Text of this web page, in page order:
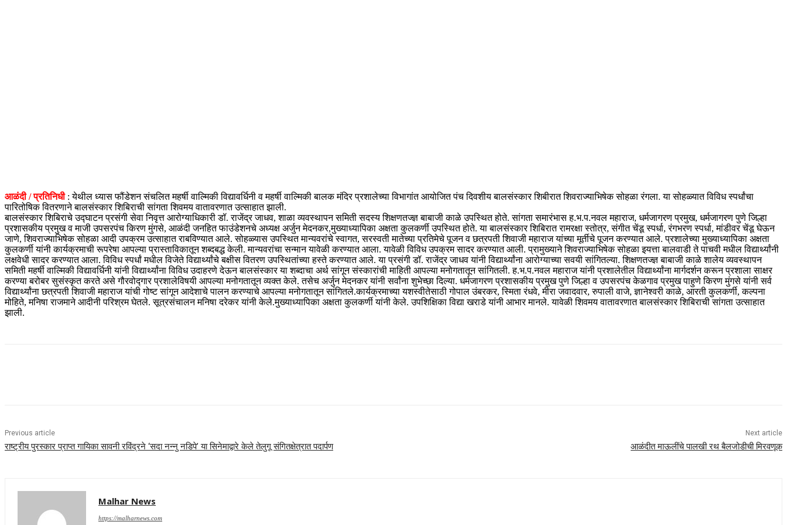
आळंदी / प्रतिनिधी: येथील ध्यास फौंडेशन संचलित महर्षी वाल्मिकी विद्यावर्धिनी व महर्षी वाल्मिकी बालक मंदिर प्रशालेच्या विभागांत आयोजित पंच दिवशीय बालसंस्कार शिबीरात शिवराज्याभिषेक सोहळा रंगला. या सोहळ्यात विविध स्पर्धांचा
पारितोषिक वितरणाने बालसंस्कार शिबिराची सांगता शिवमय वातावरणात उत्साहात झाली.
बालसंस्कार शिबिराचे उद्घाटन प्रसंगी सेवा निवृत्त आरोग्याधिकारी डॉ. राजेंद्र जाधव, शाळा व्यवस्थापन समिती सदस्य शिक्षणतज्ज्ञ बाबाजी काळे उपस्थित होते. सांगता समारंभास ह.भ.प.नवल महाराज, धर्मजागरण प्रमुख, धर्मजागरण पुणे जिल्हा
प्रशासकीय प्रमुख व माजी उपसरपंच किरण मुंगसे, आळंदी जनहित फाउंडेशनचे अध्यक्ष अर्जुन मेदनकर,मुख्याध्यापिका अक्षता कुलकर्णी उपस्थित होते. या बालसंस्कार शिबिरात रामरक्षा स्तोत्र, संगीत चेंडू स्पर्धा, रंगभरण स्पर्धा, मांडीवर चेंडू घेऊन
जाणे, शिवराज्याभिषेक सोहळा आदी उपक्रम उत्साहात राबविण्यात आले. सोहळ्यास उपस्थित मान्यवरांचे स्वागत, सरस्वती मातेच्या प्रतिमेचे पूजन व छत्रपती शिवाजी महाराज यांच्या मूर्तीचे पूजन करण्यात आले. प्रशालेच्या मुख्याध्यापिका अक्षता
कुलकर्णी यांनी कार्यक्रमाची रूपरेषा आपल्या प्रास्ताविकातून शब्दबद्ध केली. मान्यवरांचा सन्मान यावेळी करण्यात आला. यावेळी विविध उपक्रम सादर करण्यात आली. प्रामुख्याने शिवराज्याभिषेक सोहळा इयत्ता बालवाडी ते पाचवी मधील विद्यार्थ्यांनी
लक्षवेधी सादर करण्यात आला. विविध स्पर्धां मधील विजेते विद्यार्थ्यांचे बक्षीस वितरण उपस्थितांच्या हस्ते करण्यात आले. या प्रसंगी डॉ. राजेंद्र जाधव यांनी विद्यार्थ्यांना आरोग्याच्या सवयी सांगितल्या. शिक्षणतज्ज्ञ बाबाजी काळे शालेय व्यवस्थापन
समिती महर्षी वाल्मिकी विद्यावर्धिनी यांनी विद्यार्थ्यांना विविध उदाहरणे देऊन बालसंस्कार या शब्दाचा अर्थ सांगून संस्कारांची माहिती आपल्या मनोगतातून सांगितली. ह.भ.प.नवल महाराज यांनी प्रशालेतील विद्यार्थ्यांना मार्गदर्शन करून प्रशाला साक्षर
करण्या बरोबर सुसंस्कृत करते असे गौरवोद्गार प्रशालेविषयी आपल्या मनोगतातून व्यक्त केले. तसेच अर्जुन मेदनकर यांनी सर्वांना शुभेच्छा दिल्या. धर्मजागरण प्रशासकीय प्रमुख पुणे जिल्हा व उपसरपंच केळगाव प्रमुख पाहुणे किरण मुंगसे यांनी सर्व
विद्यार्थ्यांना छत्रपती शिवाजी महाराज यांची गोष्ट सांगून आदेशाचे पालन करण्याचे आपल्या मनोगतातून सांगितले.कार्यक्रमाच्या यशस्वीतेसाठी गोपाल उंबरकर, स्मिता रंधवे, मीरा जवादवार, रुपाली वाजे, ज्ञानेश्वरी काळे, आरती कुलकर्णी, कल्पना
मोहिते, मनिषा राजमाने आदीनी परिश्रम घेतले. सूत्रसंचालन मनिषा दरेकर यांनी केले.मुख्याध्यापिका अक्षता कुलकर्णी यांनी केले. उपशिक्षिका विद्या खराडे यांनी आभार मानले. यावेळी शिवमय वातावरणात बालसंस्कार शिबिराची सांगता उत्साहात
झाली.
Previous article
राष्ट्रीय पुरस्कार प्राप्त गायिका सावनी रविंद्रने ‘सदा नन्नु नडिपे’ या सिनेमाद्वारे केले तेलुगू संगितक्षेत्रात पदार्पण
Next article
आळंदीत माऊलींचे पालखी रथ बैलजोडीची मिरवणूक
Malhar News
https://malharnews.com